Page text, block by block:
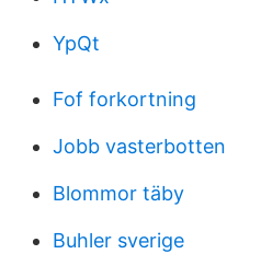
YpQt
Fof forkortning
Jobb vasterbotten
Blommor täby
Buhler sverige